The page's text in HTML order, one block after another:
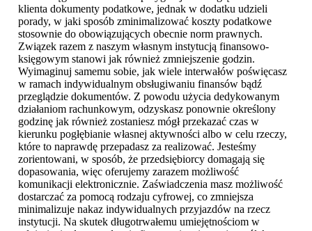
klienta dokumenty podatkowe, jednak w dodatku udzieli
porady, w jaki sposób zminimalizować koszty podatkowe
stosownie do obowiązujących obecnie norm prawnych.
Związek razem z naszym własnym instytucją finansowo-
księgowym stanowi jak również zmniejszenie godzin.
Wyimaginuj samemu sobie, jak wiele interwałów poświęcasz
w ramach indywidualnym obsługiwaniu finansów bądź
przeglądzie dokumentów. Z powodu użycia dedykowanym
działaniom rachunkowym, odzyskasz ponownie określony
godzinę jak również zostaniesz mógł przekazać czas w
kierunku pogłębianie własnej aktywności albo w celu rzeczy,
które to naprawdę przepadasz za realizować. Jesteśmy
zorientowani, w sposób, że przedsiębiorcy domagają się
dopasowania, więc oferujemy zarazem możliwość
komunikacji elektronicznie. Zaświadczenia masz możliwość
dostarczać za pomocą rodzaju cyfrowej, co zmniejsza
minimalizuje nakaz indywidualnych przyjazdów na rzecz
instytucji. Na skutek długotrwałemu umiejętnościom w